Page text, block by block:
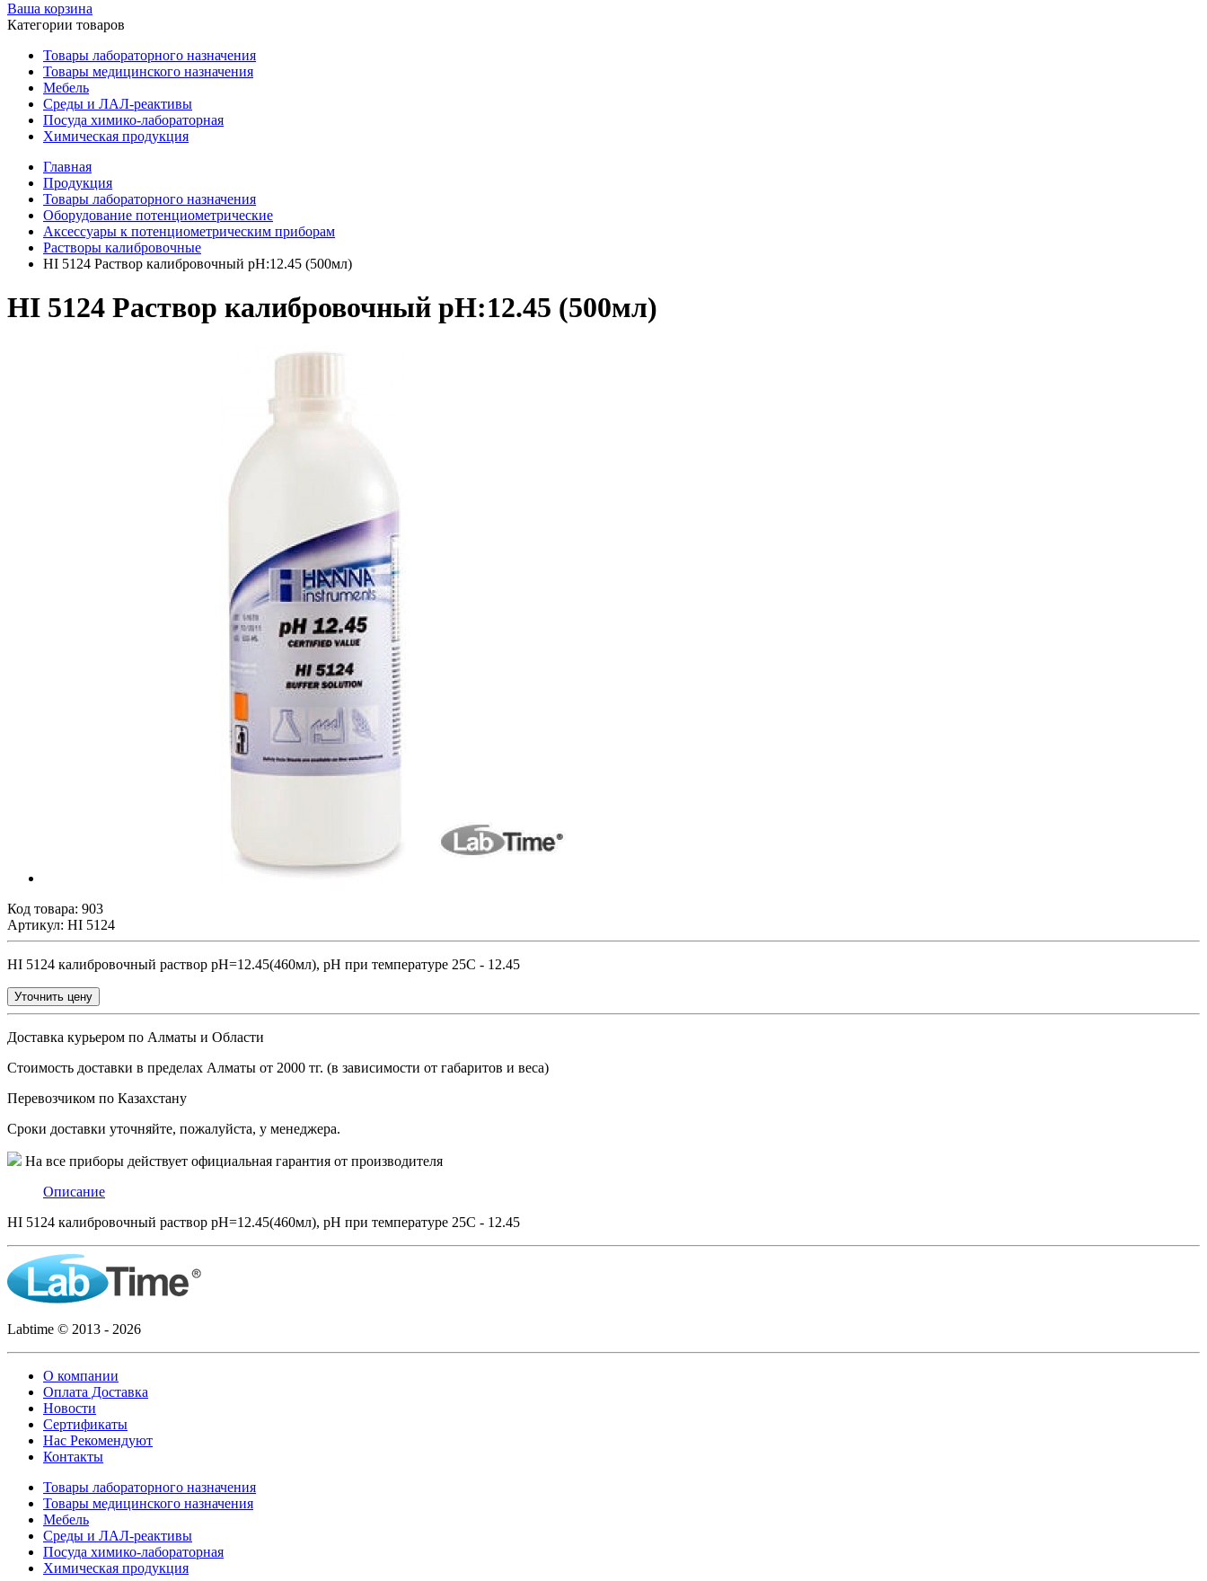
Ваша корзина
Категории товаров
Товары лабораторного назначения
Товары медицинского назначения
Мебель
Среды и ЛАЛ-реактивы
Посуда химико-лабораторная
Химическая продукция
Главная
Продукция
Товары лабораторного назначения
Оборудование потенциометрические
Аксессуары к потенциометрическим приборам
Растворы калибровочные
HI 5124 Раствор калибровочный pH:12.45 (500мл)
HI 5124 Раствор калибровочный pH:12.45 (500мл)
Код товара: 903
Артикул: HI 5124
HI 5124 калибровочный раствор pH=12.45(460мл), pH при температуре 25C - 12.45
Уточнить цену
Доставка курьером по Алматы и Области
Стоимость доставки в пределах Алматы от 2000 тг. (в зависимости от габаритов и веса)
Перевозчиком по Казахстану
Сроки доставки уточняйте, пожалуйста, у менеджера.
На все приборы действует официальная гарантия от производителя
Описание
HI 5124 калибровочный раствор pH=12.45(460мл), pH при температуре 25C - 12.45
Labtime © 2013 - 2026
О компании
Оплата Доставка
Новости
Сертификаты
Нас Рекомендуют
Контакты
Товары лабораторного назначения
Товары медицинского назначения
Мебель
Среды и ЛАЛ-реактивы
Посуда химико-лабораторная
Химическая продукция